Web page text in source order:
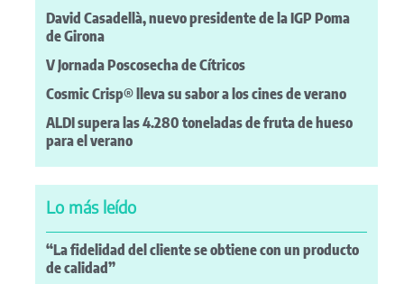
David Casadellà, nuevo presidente de la IGP Poma
de Girona
V Jornada Poscosecha de Cítricos
Cosmic Crisp® lleva su sabor a los cines de verano
ALDI supera las 4.280 toneladas de fruta de hueso
para el verano
Lo más leído
“La fidelidad del cliente se obtiene con un producto
de calidad”